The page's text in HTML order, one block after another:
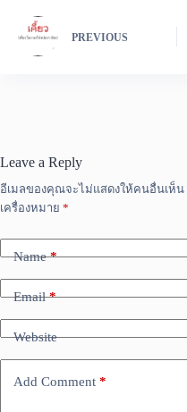
PREVIOUS
Leave a Reply
อีเมลของคุณจะไม่แสดงให้คนอื่นเห็น
เครื่องหมาย *
Name*
Email*
Website
Add Comment *